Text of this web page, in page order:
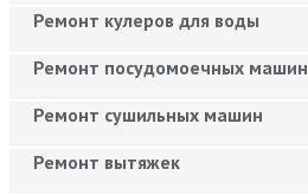
Ремонт кулеров для воды
Ремонт посудомоечных машин
Ремонт сушильных машин
Ремонт вытяжек